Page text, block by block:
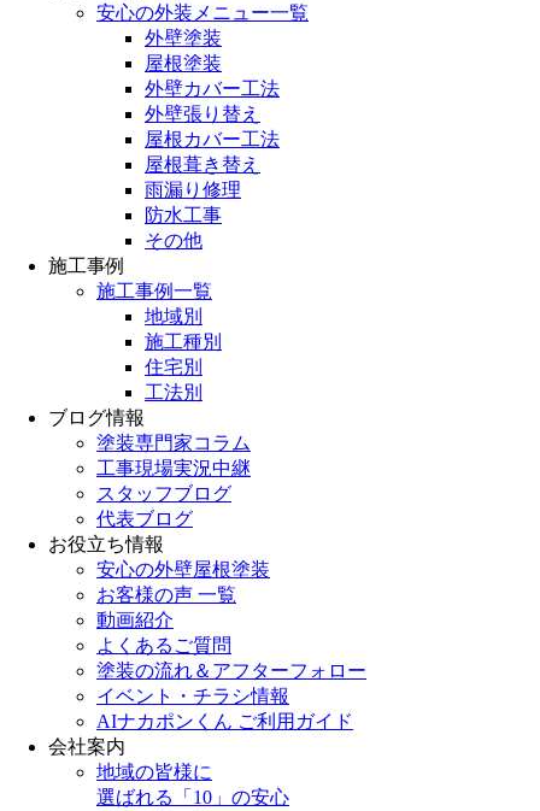
安心の外装メニュー一覧
外壁塗装
屋根塗装
外壁カバー工法
外壁張り替え
屋根カバー工法
屋根葺き替え
雨漏り修理
防水工事
その他
施工事例
施工事例一覧
地域別
施工種別
住宅別
工法別
ブログ情報
塗装専門家コラム
工事現場実況中継
スタッフブログ
代表ブログ
お役立ち情報
安心の外壁屋根塗装
お客様の声 一覧
動画紹介
よくあるご質問
塗装の流れ＆アフターフォロー
イベント・チラシ情報
AIナカポンくん ご利用ガイド
会社案内
地域の皆様に
選ばれる「10」の安心